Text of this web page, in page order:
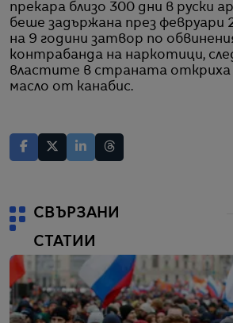
прекара близо 300 дни в руски
беше задържана през февруари
на 9 години затвор по
контрабанда на наркотици,
властите в страната откриха
масло от канабис.
СВЪРЗАНИ
СТАТИИ